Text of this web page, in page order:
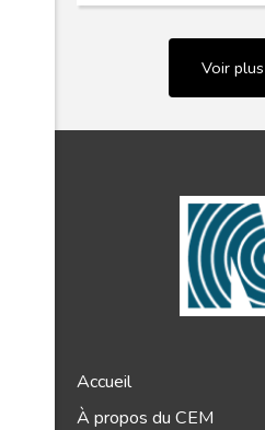
Voir
Accueil
À propos du CEM